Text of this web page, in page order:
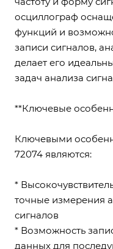
осциллограф
функций и
записи сигналов,
делает его
задач анализа
**Ключевые
Ключевыми
72074 являются:
*
точные измерения
сигналов
* Возможность
данных для